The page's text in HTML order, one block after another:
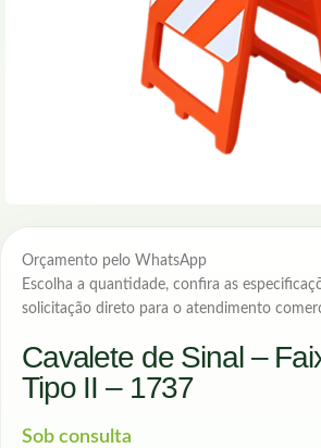
Orçamento pelo WhatsApp
Escolha a quantidade, confira as
solicitação direto para o atendimento
Cavalete de Sinal –
Tipo II – 1737
Sob consulta